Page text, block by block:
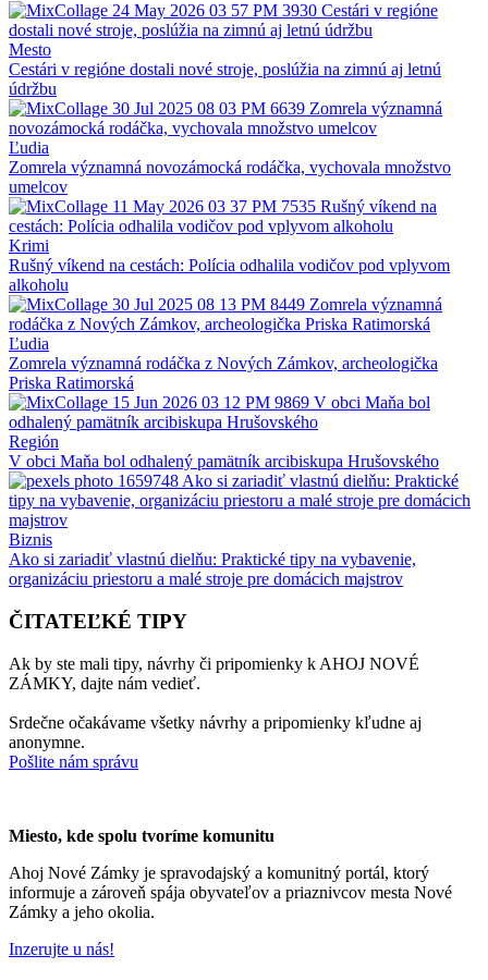
Mesto
Cestári v regióne dostali nové stroje, poslúžia na zimnú aj letnú
údržbu
Ľudia
Zomrela významná novozámocká rodáčka, vychovala množstvo
umelcov
Krimi
Rušný víkend na cestách: Polícia odhalila vodičov pod vplyvom
alkoholu
Ľudia
Zomrela významná rodáčka z Nových Zámkov, archeologička
Priska Ratimorská
Región
V obci Maňa bol odhalený pamätník arcibiskupa Hrušovského
Biznis
Ako si zariadiť vlastnú dielňu: Praktické tipy na vybavenie,
organizáciu priestoru a malé stroje pre domácich majstrov
ČITATEĽKÉ TIPY
Ak by ste mali tipy, návrhy či pripomienky k AHOJ NOVÉ
ZÁMKY, dajte nám vedieť.
Srdečne očakávame všetky návrhy a pripomienky kľudne aj
anonymne.
Pošlite nám správu
Miesto, kde spolu tvoríme komunitu
Ahoj Nové Zámky je spravodajský a komunitný portál, ktorý
informuje a zároveň spája obyvateľov a priaznivcov mesta Nové
Zámky a jeho okolia.
Inzerujte u nás!